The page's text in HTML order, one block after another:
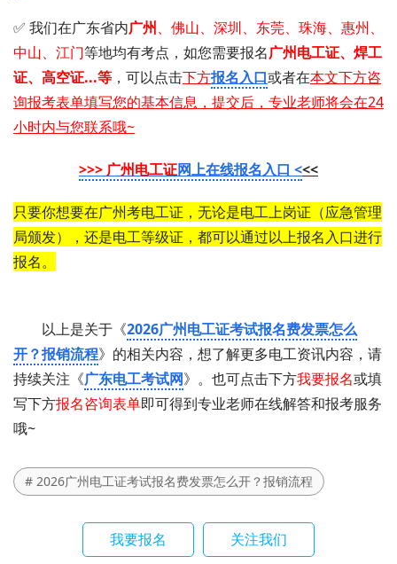
✅ 我们在广东省内广州、佛山、深圳、东莞、珠海、惠州、
中山、江门等地均有考点，如您需要 报名广州电工证 、 焊工
证 、 高空证...等 ，可以点击下方报名入口或者在本文下方咨
询报考表单填写您的基本信息，提交后，专业老师将会在24
小时内与您联系哦~
>>> 广州电工证网上在线报名入口 <<<
只要你想要在广州考电工证，无论是电工上岗证（应急管理
局颁发），还是电工等级证，都可以通过以上报名入口进行
报名。
以上是关于《2026广州电工证考试报名费发票怎么
开？报销流程》的相关内容，想了解更多电工资讯内容，请
持续关注《广东电工考试网》。也可点击下方我要报名或填
写下方报名咨询表单即可得到专业老师在线解答和报考服务
哦~
# 2026广州电工证考试报名费发票怎么开？报销流程
我要报名 关注我们